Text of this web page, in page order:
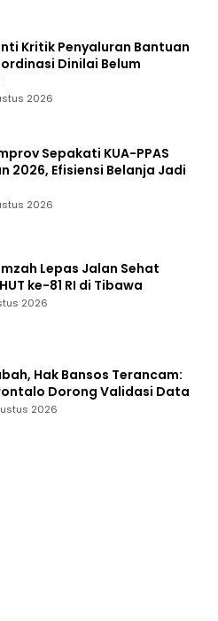
Kritik Penyaluran Bantuan
Dinilai Belum
2026
Sepakati KUA-PPAS
2026, Efisiensi Belanja Jadi
2026
Lepas Jalan Sehat
ke-81 RI di Tibawa
2026
Hak Bansos Terancam:
Dorong Validasi Data
2026